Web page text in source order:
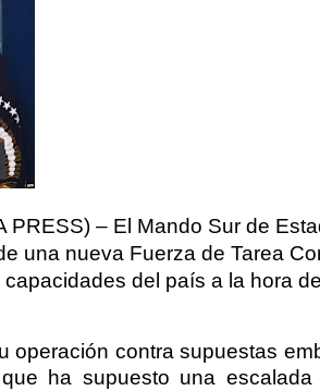
PRESS) – El Mando Sur de
una nueva Fuerza de Tarea
del país a la hora
operación contra supuestas
ha supuesto una